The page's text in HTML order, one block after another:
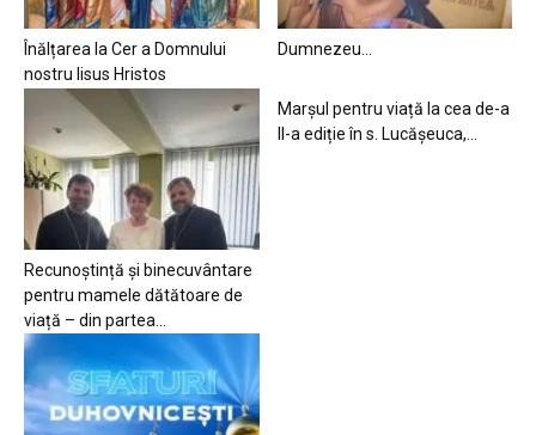
Înălțarea la Cer a Domnului
nostru Iisus Hristos
Dumnezeu…
Recunoștință și binecuvântare
pentru mamele dătătoare de
viață – din partea...
Marșul pentru viață la cea de-a
II-a ediție în s. Lucășeuca,...